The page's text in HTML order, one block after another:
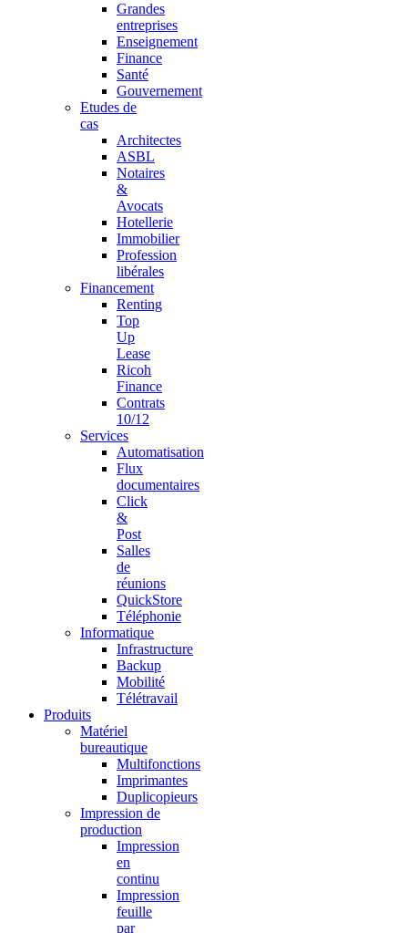
Grandes
entreprises
Enseignement
Finance
Santé
Gouvernement
Etudes de
cas
Architectes
ASBL
Notaires
&
Avocats
Hotellerie
Immobilier
Profession
libérales
Financement
Renting
Top
Up
Lease
Ricoh
Finance
Contrats
10/12
Services
Automatisation
Flux
documentaires
Click
&
Post
Salles
de
réunions
QuickStore
Téléphonie
Informatique
Infrastructure
Backup
Mobilité
Télétravail
Produits
Matériel
bureautique
Multifonctions
Imprimantes
Duplicopieurs
Impression de
production
Impression
en
continu
Impression
feuille
par